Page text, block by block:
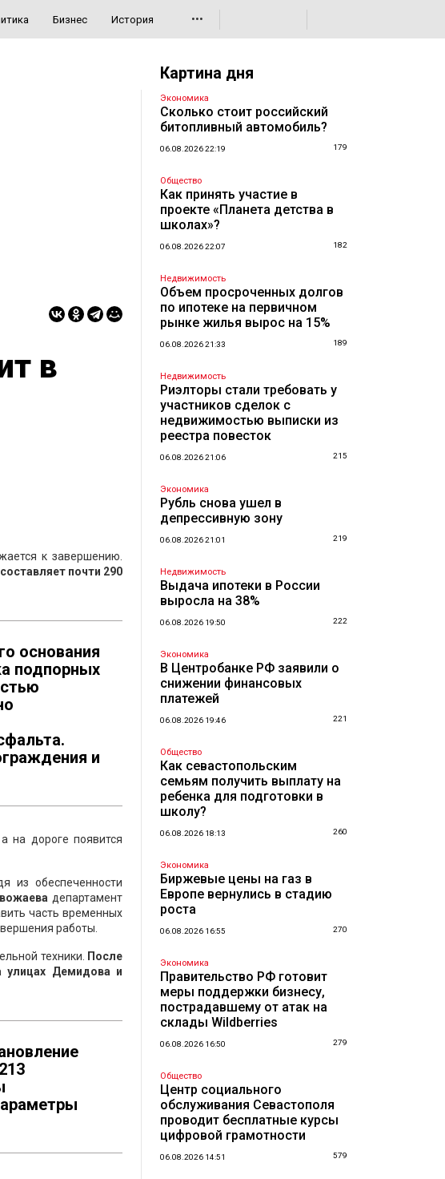
Бизнес История •••
в
к завершению.
почти 290
основания
подпорных
и
на дороге появится
из обеспеченности
департамент
часть временных
работы.
техники.
После
улицах Демидова и
Картина дня
Экономика
Сколько стоит российский
битопливный автомобиль?
06.08.2026 22:19 179
Общество
Как принять участие в
проекте «Планета детства в
школах»?
06.08.2026 22:07 182
Недвижимость
Объем просроченных долгов
по ипотеке на первичном
рынке жилья вырос на 15%
06.08.2026 21:33 189
Недвижимость
Риэлторы стали требовать у
участников сделок с
недвижимостью выписки из
реестра повесток
06.08.2026 21:06 215
Экономика
Рубль снова ушел в
депрессивную зону
06.08.2026 21:01 219
Недвижимость
Выдача ипотеки в России
выросла на 38%
06.08.2026 19:50 222
Экономика
В Центробанке РФ заявили о
снижении финансовых
платежей
06.08.2026 19:46 221
Общество
Как севастопольским
семьям получить выплату на
ребенка для подготовки в
школу?
06.08.2026 18:13 260
Экономика
Биржевые цены на газ в
Европе вернулись в стадию
роста
06.08.2026 16:55 270
Экономика
Правительство РФ готовит
меры поддержки бизнесу,
пострадавшему от атак на
склады Wildberries
06.08.2026 16:50 279
Общество
Центр социального
обслуживания Севастополя
проводит бесплатные курсы
цифровой грамотности
06.08.2026 14:51 579